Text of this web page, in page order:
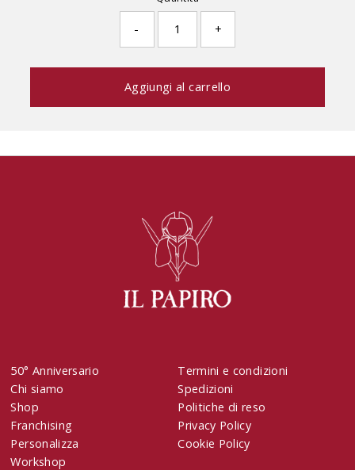
- +
50° Anniversario
Chi siamo
Shop
Franchising
Personalizza
Workshop
Termini e condizioni
Spedizioni
Politiche di reso
Privacy Policy
Cookie Policy